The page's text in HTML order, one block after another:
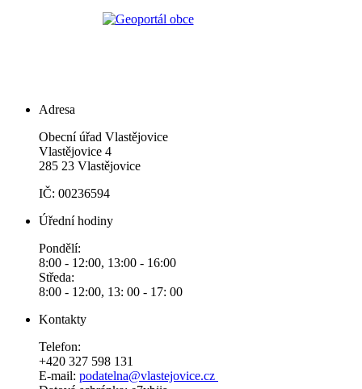
Adresa
Obecní úřad Vlastějovice
Vlastějovice 4
285 23 Vlastějovice
IČ: 00236594
Úřední hodiny
Pondělí:
8:00 - 12:00, 13:00 - 16:00
Středa:
8:00 - 12:00, 13: 00 - 17: 00
Kontakty
Telefon:
+420 327 598 131
E-mail: podatelna@vlastejovice.cz